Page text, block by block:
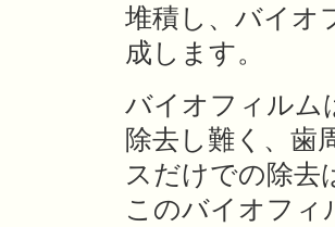
堆積し、バイオ
成します。
バイオフィルム
除去し難く、歯
スだけでの除去
このバイオフィ